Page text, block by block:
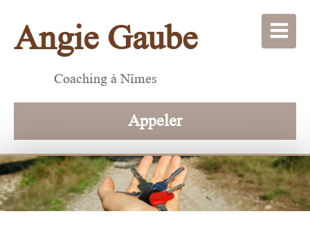
Angie Gaube
Coaching à Nîmes
Appeler